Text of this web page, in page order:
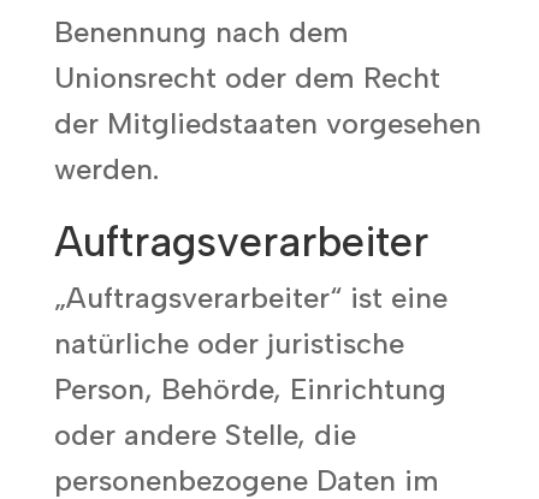
Benennung nach dem
Unionsrecht oder dem Recht
der Mitgliedstaaten vorgesehen
werden.
Auftragsverarbeiter
„Auftragsverarbeiter“ ist eine
natürliche oder juristische
Person, Behörde, Einrichtung
oder andere Stelle, die
personenbezogene Daten im